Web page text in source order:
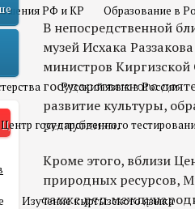
РФ и КР Образование в
Русский язык в России
Центр государственного
Изучение кыргызского языка
В непосредственной
музей Исхака
министров Киргизской
государственного
развитие культуры,
республики.
Кроме этого, вблизи
природных ресурсов,
также ряд